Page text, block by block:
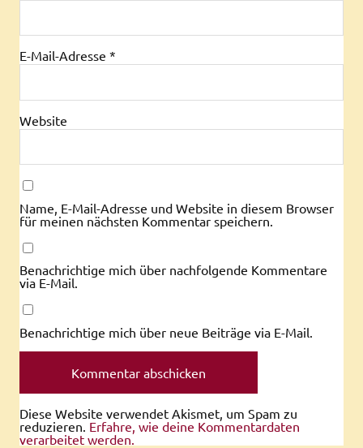
E-Mail-Adresse *
Website
Name, E-Mail-Adresse und Website in diesem Browser
für meinen nächsten Kommentar speichern.
Benachrichtige mich über nachfolgende Kommentare
via E-Mail.
Benachrichtige mich über neue Beiträge via E-Mail.
Diese Website verwendet Akismet, um Spam zu
reduzieren. Erfahre, wie deine Kommentardaten
verarbeitet werden.